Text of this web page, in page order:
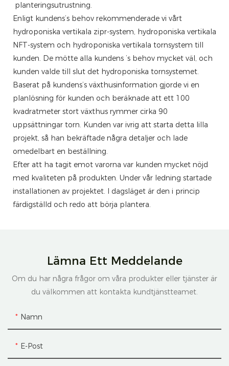
planteringsutrustning.
Enligt kundens’s behov rekommenderade vi vårt
hydroponiska vertikala zipr-system, hydroponiska vertikala
NFT-system och hydroponiska vertikala tornsystem till
kunden. De mötte alla kundens ’s behov mycket väl, och
kunden valde till slut det hydroponiska tornsystemet.
Baserat på kundens’s växthusinformation gjorde vi en
planlösning för kunden och beräknade att ett 100
kvadratmeter stort växthus rymmer cirka 90
uppsättningar torn. Kunden var ivrig att starta detta lilla
projekt, så han bekräftade några detaljer och lade
omedelbart en beställning.
Efter att ha tagit emot varorna var kunden mycket nöjd
med kvaliteten på produkten. Under vår ledning startade
installationen av projektet. I dagsläget är den i princip
färdigställd och redo att börja plantera.
Lämna Ett Meddelande
Om du har några frågor om våra produkter eller tjänster är
du välkommen att kontakta kundtjänstteamet.
Namn
E-Post